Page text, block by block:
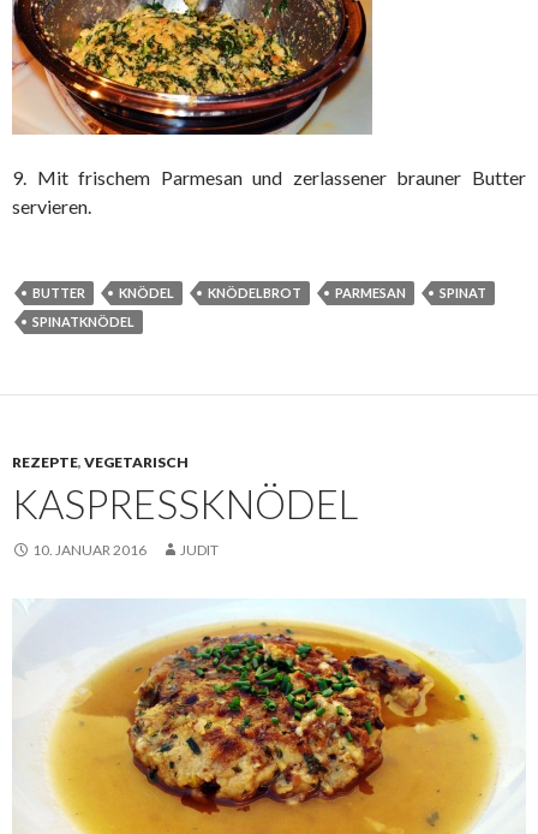
9. Mit frischem Parmesan und zerlassener brauner Butter
servieren.
BUTTER KNÖDEL KNÖDELBROT PARMESAN
SPINAT
SPINATKNÖDEL
REZEPTE, VEGETARISCH
KASPRESSKNÖDEL
10. JANUAR 2016 JUDIT